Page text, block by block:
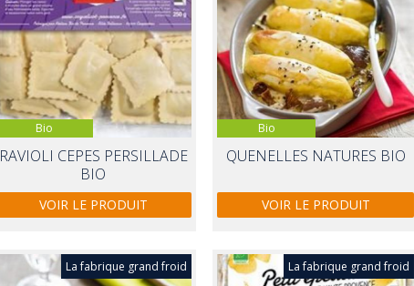
Bio
RAVIOLI CEPES PERSILLADE
BIO
VOIR LE PRODUIT
Bio
QUENELLES NATURES BIO
VOIR LE PRODUIT
La fabrique grand froid La fabrique grand froid